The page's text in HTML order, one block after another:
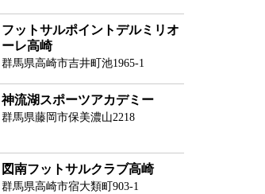
フットサルポイントデルミリオ
ーレ高崎
群馬県高崎市吉井町池1965-1
神流湖スポーツアカデミー
群馬県藤岡市保美濃山2218
図南フットサルクラブ高崎
群馬県高崎市宿大類町903-1